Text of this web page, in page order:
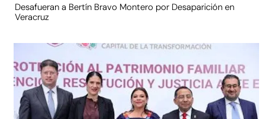
Desafueran a Bertín Bravo Montero por Desaparición en
Veracruz